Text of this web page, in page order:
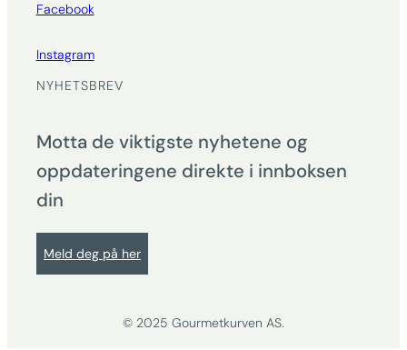
Facebook
Instagram
NYHETSBREV
Motta de viktigste nyhetene og
oppdateringene direkte i innboksen
din
Meld deg på her
© 2025 Gourmetkurven AS.